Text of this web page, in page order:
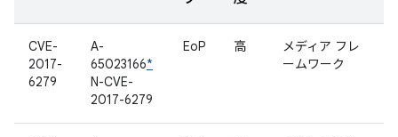
CVE-
2017-
6279
A-
65023166*
N-CVE-
2017-6279
EoP 高
メディア フレ
ームワーク